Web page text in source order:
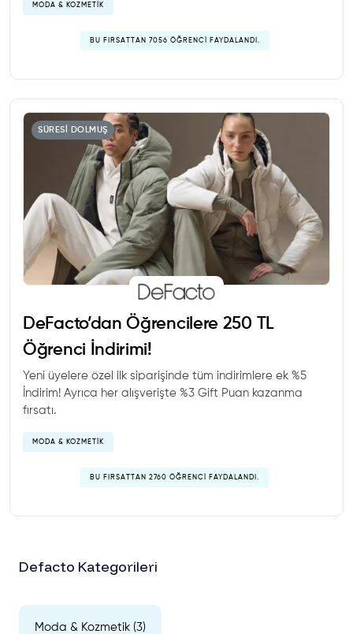
MODA & KOZMETIK
BU FIRSATTAN 7056 ÖĞRENCI FAYDALANDI.
SÜRESI DOLMUŞ
DeFacto’dan Öğrencilere 250 TL
Öğrenci İndirimi!
Yeni üyelere özel ilk siparişinde tüm indirimlere ek %5
İndirim! Ayrıca her alışverişte %3 Gift Puan kazanma
fırsatı.
MODA & KOZMETIK
BU FIRSATTAN 2760 ÖĞRENCI FAYDALANDI.
Defacto Kategorileri
Moda & Kozmetik (3)